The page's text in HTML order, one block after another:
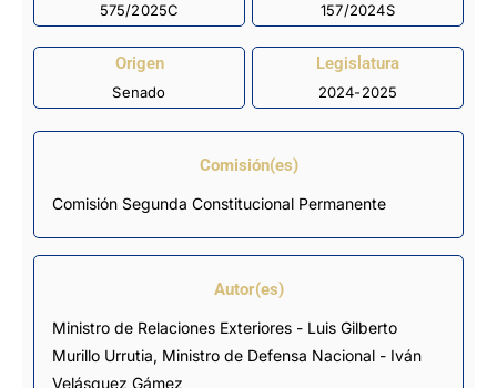
575/2025C 157/2024S
Origen
Senado
Legislatura
2024-2025
Comisión(es)
Comisión Segunda Constitucional Permanente
Autor(es)
Ministro de Relaciones Exteriores - Luis Gilberto
Murillo Urrutia, Ministro de Defensa Nacional - Iván
Velásquez Gámez